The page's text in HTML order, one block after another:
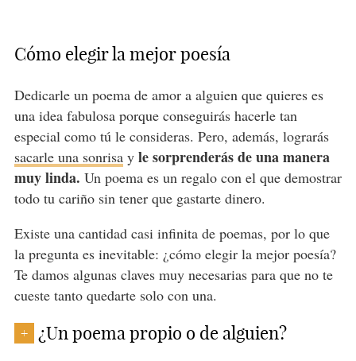
Cómo elegir la mejor poesía
Dedicarle un poema de amor a alguien que quieres es
una idea fabulosa porque conseguirás hacerle tan
especial como tú le consideras. Pero, además, lograrás
sacarle una sonrisay le sorprenderás de una manera
muy linda. Un poema es un regalo con el que demostrar
todo tu cariño sin tener que gastarte dinero.
Existe una cantidad casi infinita de poemas, por lo que
la pregunta es inevitable: ¿cómo elegir la mejor poesía?
Te damos algunas claves muy necesarias para que no te
cueste tanto quedarte solo con una.
+ ¿Un poema propio o de alguien?